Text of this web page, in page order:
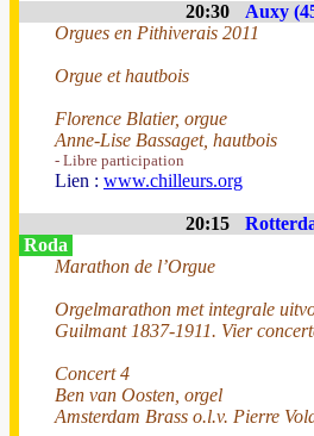
20:30 Auxy
Orgues en Pithiverais 2011
Orgue et hautbois
Florence Blatier, orgue
Anne-Lise Bassaget, hautbois
- Libre participation
Lien : www.chilleurs.org
20:15
Roda
Marathon de l’Orgue
Orgelmarathon met integrale
Guilmant 1837-1911. Vier
Concert 4
Ben van Oosten, orgel
Amsterdam Brass o.l.v. Pierre